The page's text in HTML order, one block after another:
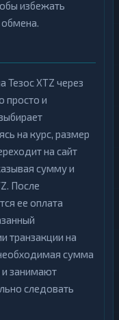
избежать
Тезос XTZ через
просто и
на курс, размер
на сайт
сумму и
После
ее оплата
транзакции на
сумма
и занимают
следовать